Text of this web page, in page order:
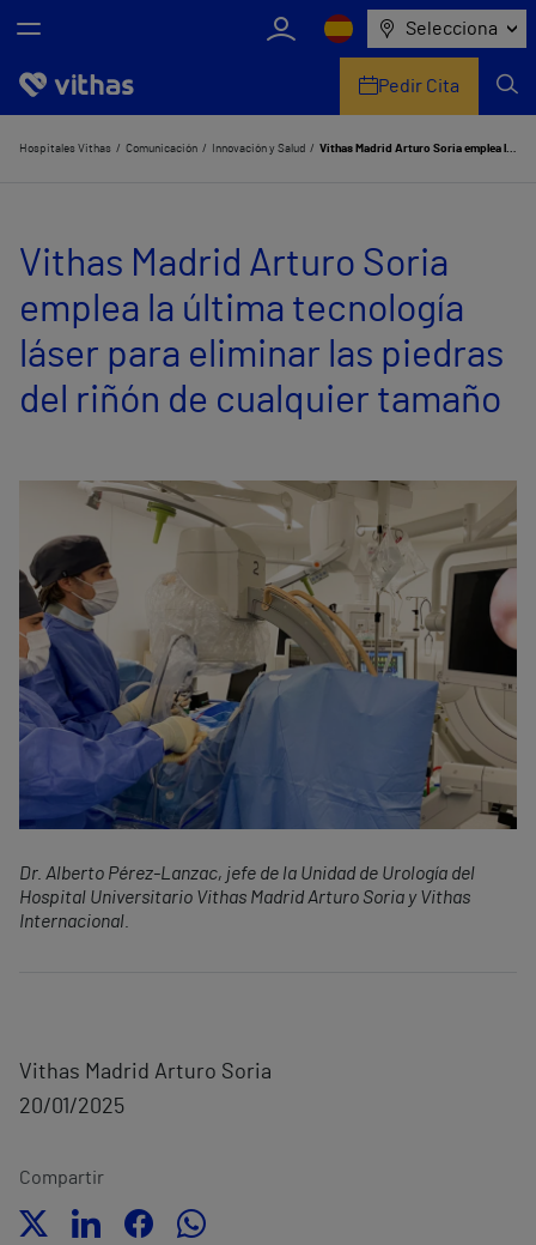
Selecciona
Nosotros
Servicios de salud
Equipo médico y asistencial
Información útil
Pedir Cita
Hospitales Vithas Comunicación Innovación y Salud Vithas Madrid Arturo Soria emplea la última tecnología láser para eliminar las piedras del riñón de cualquier tamaño
Vithas Madrid Arturo Soria
emplea la última tecnología
láser para eliminar las piedras
del riñón de cualquier tamaño
Dr. Alberto Pérez-Lanzac, jefe de la Unidad de Urología del
Hospital Universitario Vithas Madrid Arturo Soria y Vithas
Internacional.
Vithas Madrid Arturo Soria
20/01/2025
Compartir